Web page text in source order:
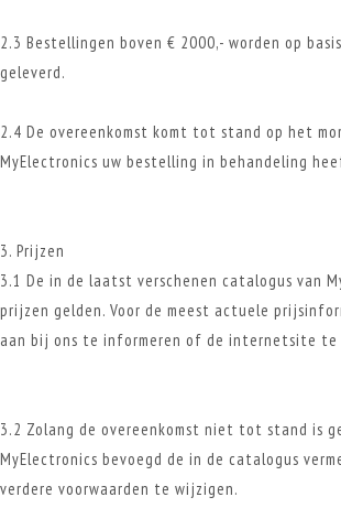
2.3 Bestellingen boven € 2000,- worden op
geleverd.
2.4 De overeenkomst komt tot stand op het
MyElectronics uw bestelling in behandeling
3. Prijzen
3.1 De in de laatst verschenen catalogus van
prijzen gelden. Voor de meest actuele
aan bij ons te informeren of de internetsite te
3.2 Zolang de overeenkomst niet tot stand is
MyElectronics bevoegd de in de catalogus
verdere voorwaarden te wijzigen.